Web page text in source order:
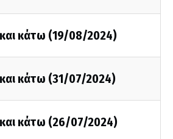
κάτω (19/08/2024)
κάτω (31/07/2024)
κάτω (26/07/2024)